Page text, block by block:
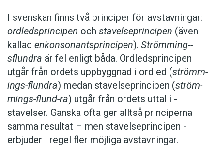
I svenskan finns två principer för avstavningar:
ordledsprincipen och stavelseprincipen (även
kallad enkonsonantsprincipen). Strömming-­
sflundra är fel enligt båda. ­Ordledsprincipen
utgår från ordets uppbyggnad i ordled (strömm-
ings-flundra) medan stavelseprincipen (ström-
mings-flund-ra) utgår från ordets uttal i ­
stavelser. Ganska ofta ger alltså principerna
samma resultat – men stavelseprincipen ­
erbjuder i regel fler möjliga avstavningar.